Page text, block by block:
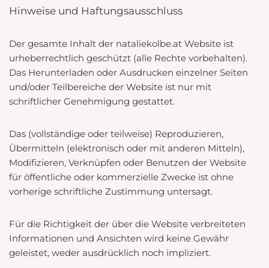
Hinweise und Haftungsausschluss
Der gesamte Inhalt der nataliekolbe.at Website ist
urheberrechtlich geschützt (alle Rechte vorbehalten).
Das Herunterladen oder Ausdrucken einzelner Seiten
und/oder Teilbereiche der Website ist nur mit
schriftlicher Genehmigung gestattet.
Das (vollständige oder teilweise) Reproduzieren,
Übermitteln (elektronisch oder mit anderen Mitteln),
Modifizieren, Verknüpfen oder Benutzen der Website
für öffentliche oder kommerzielle Zwecke ist ohne
vorherige schriftliche Zustimmung untersagt.
Für die Richtigkeit der über die Website verbreiteten
Informationen und Ansichten wird keine Gewähr
geleistet, weder ausdrücklich noch impliziert.